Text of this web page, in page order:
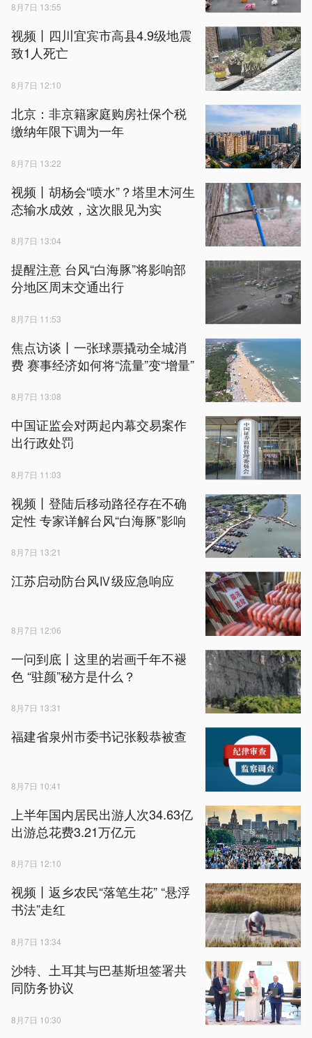
8月7日 13:55
视频丨四川宜宾市高县4.9级地震
致1人死亡
8月7日 12:10
北京：非京籍家庭购房社保个税
缴纳年限下调为一年
8月7日 13:22
视频丨胡杨会“喷水”？塔里木河生
态输水成效，这次眼见为实
8月7日 13:04
提醒注意 台风“白海豚”将影响部
分地区周末交通出行
8月7日 11:53
焦点访谈丨一张球票撬动全城消
费 赛事经济如何将“流量”变“增量”
8月7日 13:08
中国证监会对两起内幕交易案作
出行政处罚
8月7日 11:03
视频丨登陆后移动路径存在不确
定性 专家详解台风“白海豚”影响
8月7日 13:21
江苏启动防台风Ⅳ级应急响应
8月7日 12:06
一问到底丨这里的岩画千年不褪
色 “驻颜”秘方是什么？
8月7日 13:31
福建省泉州市委书记张毅恭被查
8月7日 10:41
上半年国内居民出游人次34.63亿
出游总花费3.21万亿元
8月7日 12:10
视频丨返乡农民“落笔生花” “悬浮
书法”走红
8月7日 13:34
沙特、土耳其与巴基斯坦签署共
同防务协议
8月7日 10:30